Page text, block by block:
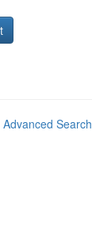
Advanced Search